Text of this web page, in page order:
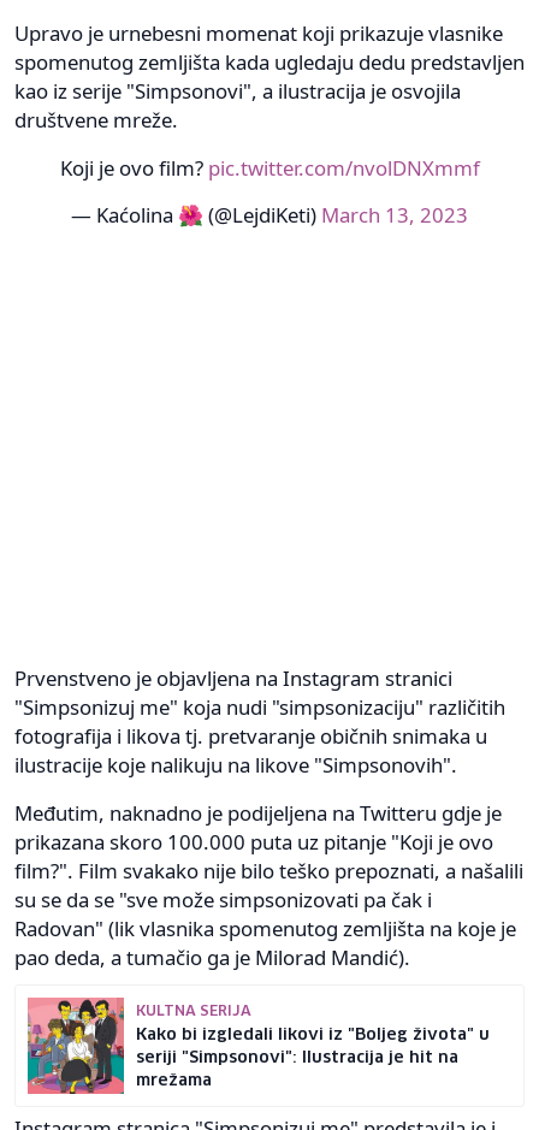
Upravo je urnebesni momenat koji prikazuje vlasnike
spomenutog zemljišta kada ugledaju dedu predstavljen
kao iz serije "Simpsonovi", a ilustracija je osvojila
društvene mreže.
Koji je ovo film? pic.twitter.com/nvolDNXmmf
— Kaćolina 🌺 (@LejdiKeti) March 13, 2023
Prvenstveno je objavljena na Instagram stranici
"Simpsonizuj me" koja nudi "simpsonizaciju" različitih
fotografija i likova tj. pretvaranje običnih snimaka u
ilustracije koje nalikuju na likove "Simpsonovih".
Međutim, naknadno je podijeljena na Twitteru gdje je
prikazana skoro 100.000 puta uz pitanje "Koji je ovo
film?". Film svakako nije bilo teško prepoznati, a našalili
su se da se "sve može simpsonizovati pa čak i
Radovan" (lik vlasnika spomenutog zemljišta na koje je
pao deda, a tumačio ga je Milorad Mandić).
KULTNA SERIJA
Kako bi izgledali likovi iz "Boljeg života" u
seriji "Simpsonovi": Ilustracija je hit na
mrežama